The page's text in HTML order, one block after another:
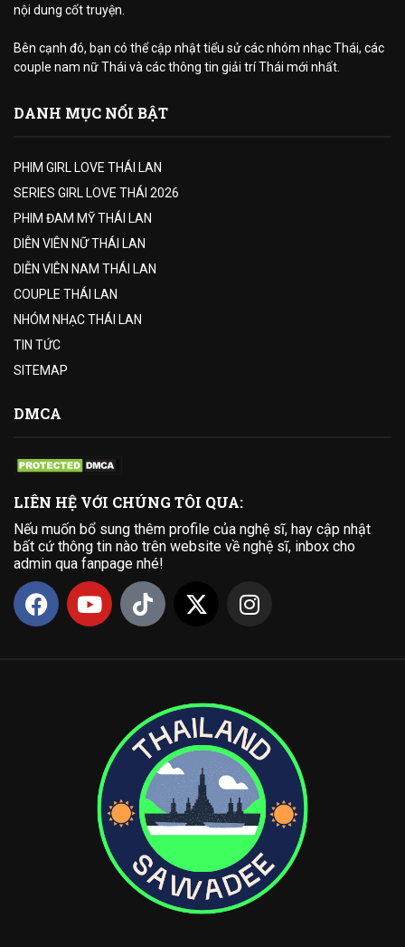
nội dung cốt truyện.
Bên cạnh đó, bạn có thể cập nhật tiểu sử các nhóm nhạc Thái, các
couple nam nữ Thái và các thông tin giải trí Thái mới nhất.
DANH MỤC NỔI BẬT
PHIM GIRL LOVE THÁI LAN
SERIES GIRL LOVE THÁI 2026
PHIM ĐAM MỸ THÁI LAN
DIỄN VIÊN NỮ THÁI LAN
DIỄN VIÊN NAM THÁI LAN
COUPLE THÁI LAN
NHÓM NHẠC THÁI LAN
TIN TỨC
SITEMAP
DMCA
LIÊN HỆ VỚI CHÚNG TÔI QUA:
Nếu muốn bổ sung thêm profile của nghệ sĩ, hay cập nhật
bất cứ thông tin nào trên website về nghệ sĩ, inbox cho
admin qua fanpage nhé!